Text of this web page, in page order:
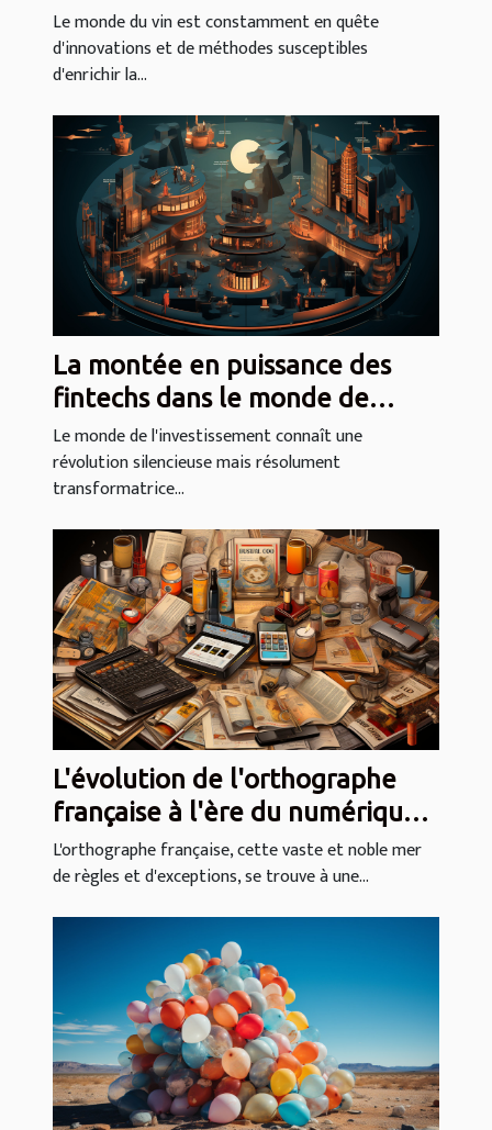
primeurs ?
Le monde du vin est constamment en quête
d'innovations et de méthodes susceptibles
d'enrichir la...
La montée en puissance des
fintechs dans le monde de
l'investissement
Le monde de l'investissement connaît une
révolution silencieuse mais résolument
transformatrice...
L'évolution de l'orthographe
française à l'ère du numérique
et des correcteurs
automatiques
L'orthographe française, cette vaste et noble mer
de règles et d'exceptions, se trouve à une...